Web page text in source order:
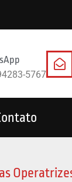
5767